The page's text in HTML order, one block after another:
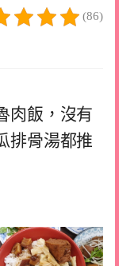
(86)
肉飯，沒有
排骨湯都推